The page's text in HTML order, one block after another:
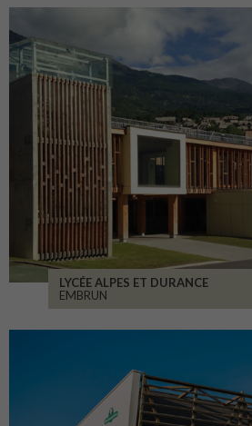
LYCÉE ALPES ET DURANCE
EMBRUN